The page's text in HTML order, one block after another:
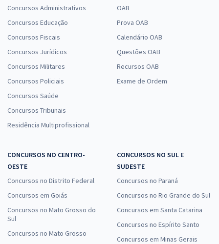
Concursos Administrativos
Concursos Educação
Concursos Fiscais
Concursos Jurídicos
Concursos Militares
Concursos Policiais
Concursos Saúde
Concursos Tribunais
Residência Multiprofissional
OAB
Prova OAB
Calendário OAB
Questões OAB
Recursos OAB
Exame de Ordem
CONCURSOS NO CENTRO-
OESTE
Concursos no Distrito Federal
Concursos em Goiás
Concursos no Mato Grosso do
Sul
Concursos no Mato Grosso
CONCURSOS NO SUL E
SUDESTE
Concursos no Paraná
Concursos no Rio Grande do Sul
Concursos em Santa Catarina
Concursos no Espírito Santo
Concursos em Minas Gerais